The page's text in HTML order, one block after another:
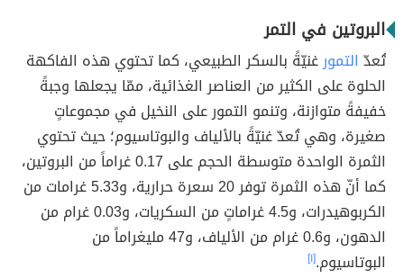
البروتين في التمر
تُعدّ التمورغنيّةً بالسكر الطبيعي، كما تحتوي هذه الفاكهة
الحلوة على الكثير من العناصر الغذائية، ممّا يجعلها وجبةً
خفيفةً متوازنة، وتنمو التمور على النخيل في مجموعاتٍ
صغيرة، وهي تُعدّ غنيّةً بالألياف والبوتاسيوم؛ حيث تحتوي
الثمرة الواحدة متوسطة الحجم على 0.17 غراماً من البروتين،
كما أنّ هذه الثمرة توفر 20 سعرة حرارية، و5.33 غرامات من
الكربوهيدرات، و4.5 غراماتٍ من السكريات، و0.03 غرام من
الدهون، و0.6 غرام من الألياف، و47 مليغراماً من
البوتاسيوم.[١]